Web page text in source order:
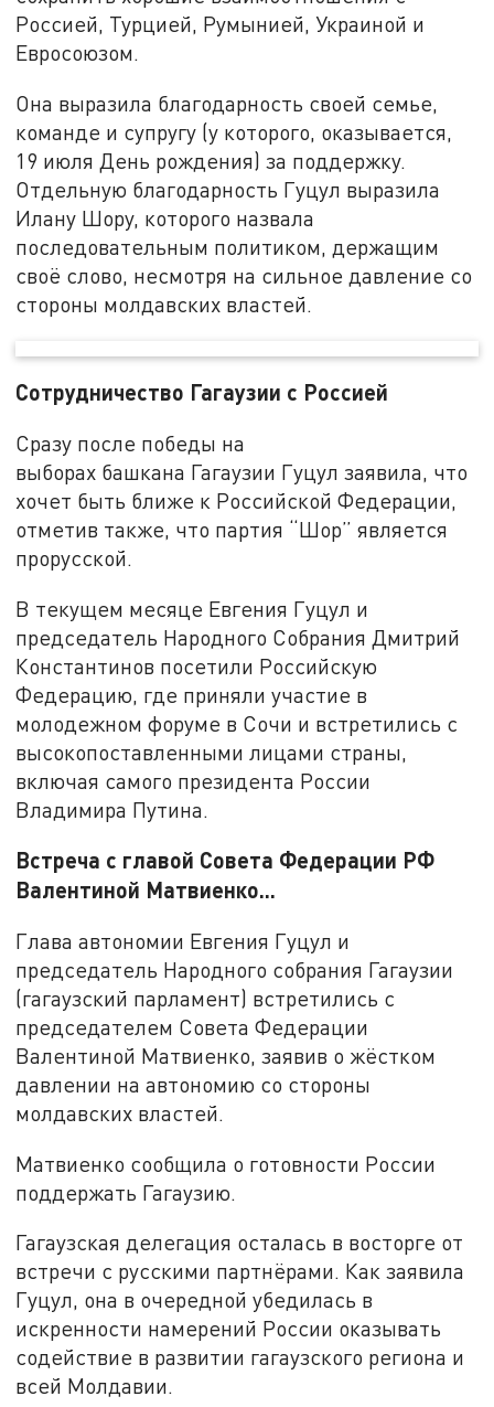
Россией, Турцией, Румынией, Украиной и
Евросоюзом.
Она выразила благодарность своей семье,
команде и супругу (у которого, оказывается,
19 июля День рождения) за поддержку.
Отдельную благодарность Гуцул выразила
Илану Шору, которого назвала
последовательным политиком, держащим
своё слово, несмотря на сильное давление со
стороны молдавских властей.
Сотрудничество Гагаузии с Россией
Сразу после победы на
выборах башкана Гагаузии Гуцул заявила, что
хочет быть ближе к Российской Федерации,
отметив также, что партия “Шор” является
прорусской.
В текущем месяце Евгения Гуцул и
председатель Народного Собрания Дмитрий
Константинов посетили Российскую
Федерацию, где приняли участие в
молодежном форуме в Сочи и встретились с
высокопоставленными лицами страны,
включая самого президента России
Владимира Путина.
Встреча с главой Совета Федерации РФ
Валентиной Матвиенко...
Глава автономии Евгения Гуцул и
председатель Народного собрания Гагаузии
(гагаузский парламент) встретились с
председателем Совета Федерации
Валентиной Матвиенко, заявив о жёстком
давлении на автономию со стороны
молдавских властей.
Матвиенко сообщила о готовности России
поддержать Гагаузию.
Гагаузская делегация осталась в восторге от
встречи с русскими партнёрами. Как заявила
Гуцул, она в очередной убедилась в
искренности намерений России оказывать
содействие в развитии гагаузского региона и
всей Молдавии.